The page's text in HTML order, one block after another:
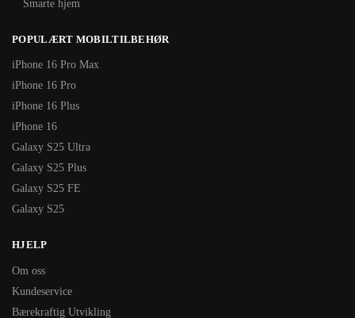
Smarte hjem
POPULÆRT MOBILTILBEHØR
iPhone 16 Pro Max
iPhone 16 Pro
iPhone 16 Plus
iPhone 16
Galaxy S25 Ultra
Galaxy S25 Plus
Galaxy S25 FE
Galaxy S25
HJELP
Om oss
Kundeservice
Bærekraftig Utvikling